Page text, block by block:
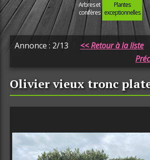
Arbres et
conifères
Plantes
exceptionnelles
Annonce : 2/13 << Retour à la liste
Olivier vieux tronc